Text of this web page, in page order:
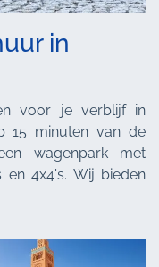
in
voor je verblijf in
15 minuten van de
wagenpark met
en 4x4's. Wij bieden